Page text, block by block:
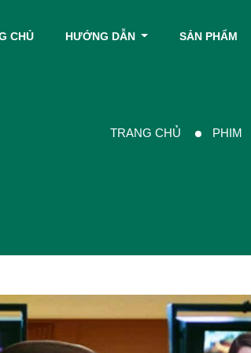
CHỦ HƯỚNG DẪN SẢN PHẨM
TRANG CHỦ PHIM